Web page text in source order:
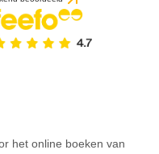
het online boeken van